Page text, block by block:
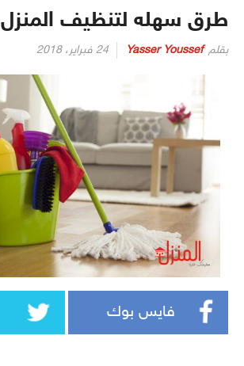
طرق سهله لتنظيف المنزل
بقلم Yasser Youssef 24 فبراير، 2018
فايس بوك